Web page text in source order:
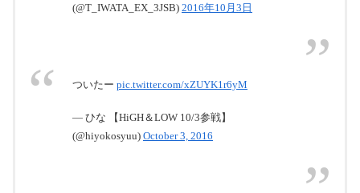
府) (2016.07.22) | ライブ・セットリスト情報
EXILE TRIBE ＠ 京セラドーム大阪 (大阪府)
(2016.07.22)のセットリスト(セトリ)や日程、会場、
なる情報が満載です。
www.livefans.jp
(@T_IWATA_EX_3JSB) 2016年10月3日
ついたー pic.twitter.com/xZUYK1r6yM
— ひな 【HiGH＆LOW 10/3参戦】
(@hiyokosyuu) October 3, 2016